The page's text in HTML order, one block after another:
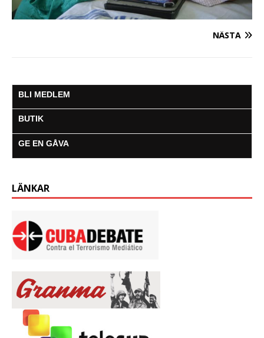
NÄSTA
BLI MEDLEM
BUTIK
GE EN GÅVA
LÄNKAR